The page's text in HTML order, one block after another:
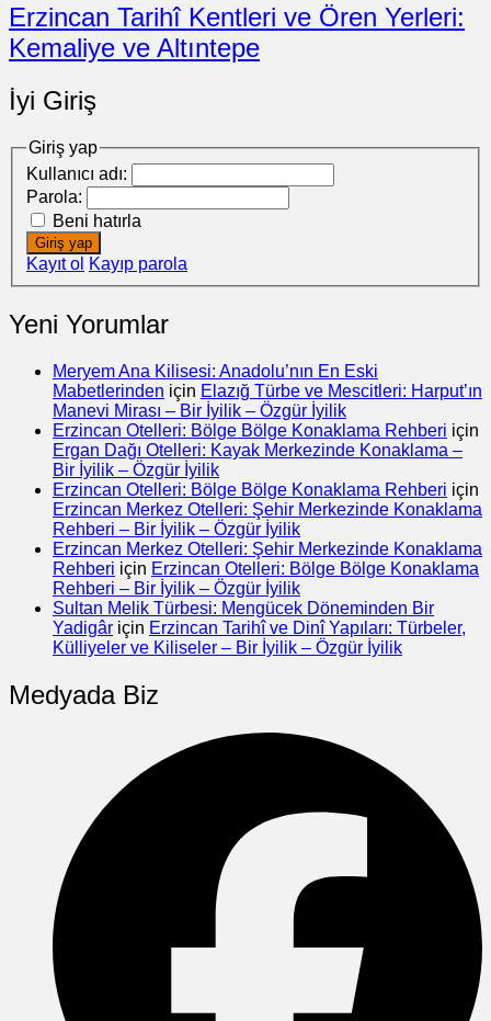
Erzincan Tarihî Kentleri ve Ören Yerleri:
Kemaliye ve Altıntepe
İyi Giriş
Giriş yap
Kullanıcı adı:
Parola:
Beni hatırla
Giriş yap
Kayıt ol Kayıp parola
Yeni Yorumlar
Meryem Ana Kilisesi: Anadolu’nın En Eski
Mabetlerinden için Elazığ Türbe ve Mescitleri: Harput’ın
Manevi Mirası – Bir İyilik – Özgür İyilik
Erzincan Otelleri: Bölge Bölge Konaklama Rehberi için
Ergan Dağı Otelleri: Kayak Merkezinde Konaklama –
Bir İyilik – Özgür İyilik
Erzincan Otelleri: Bölge Bölge Konaklama Rehberi için
Erzincan Merkez Otelleri: Şehir Merkezinde Konaklama
Rehberi – Bir İyilik – Özgür İyilik
Erzincan Merkez Otelleri: Şehir Merkezinde Konaklama
Rehberi için Erzincan Otelleri: Bölge Bölge Konaklama
Rehberi – Bir İyilik – Özgür İyilik
Sultan Melik Türbesi: Mengücek Döneminden Bir
Yadigâr için Erzincan Tarihî ve Dinî Yapıları: Türbeler,
Külliyeler ve Kiliseler – Bir İyilik – Özgür İyilik
Medyada Biz